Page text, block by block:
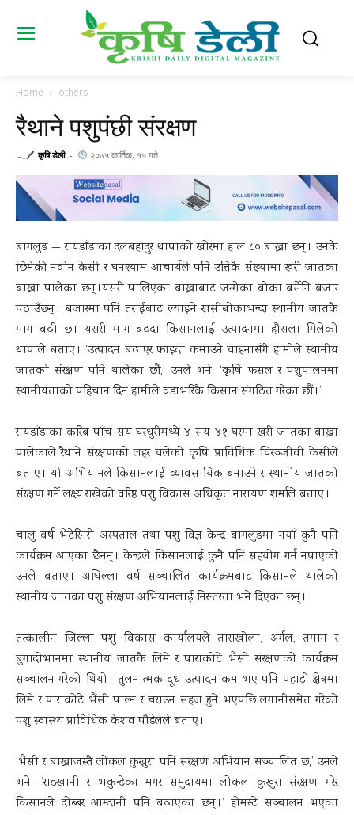
Home others
रैथाने पशुपंछी संरक्षण
𓂃🖊 कृषि डेली - २०७५ कार्तिक, १५ गते
बागलुङ — रायडाँडाका दलबहादुर थापाको खोरमा हाल ८० बाख्रा छन् । उनकै
छिमेकी नवीन केसी र घनश्याम आचार्यले पनि उत्तिकै संख्यामा खरी जातका
बाख्रा पालेका छन् ।यसरी पालिएका बाख्राबाट जन्मेका बोका बर्सेनि बजार
पठाउँछन् । बजारमा पनि तराईबाट ल्याइने खसीबोकाभन्दा स्थानीय जातकै
माग बढी छ । यसरी माग बढदा किसानलाई उत्पादनमा हौसला मिलेको
थापाले बताए । ‘उत्पादन बढाएर फाइदा कमाउने चाहनासँगै हामीले स्थानीय
जातको संरक्षण पनि थालेका छौं,’ उनले भने, ‘कृषि फसल र पशुपालनमा
स्थानीयताको पहिचान दिन हामीले वडाभरिकै किसान संगठित गरेका छौं ।’
रायडाँडाका करिब पाँच सय घरधुरीमध्ये ४ सय ४१ घरमा खरी जातका बाख्रा
पालेकाले रैथाने संरक्षणको लहर चलेको कृषि प्राविधिक चिरञ्जीवी केसीले
बताए । यो अभियानले किसानलाई व्यावसायिक बनाउने र स्थानीय जातको
संरक्षण गर्ने लक्ष्य राखेको वरिष्ठ पशु विकास अधिकृत नारायण शर्माले बताए ।
चालु वर्ष भेटेरिनरी अस्पताल तथा पशु विज्ञ केन्द्र बागलुङमा नयाँ कुनै पनि
कार्यक्रम आएका छैनन् । केन्द्रले किसानलाई कुनै पनि सहयोग गर्न नपाएको
उनले बताए । अघिल्ला वर्ष सञ्चालित कार्यक्रमबाट किसानले थालेको
स्थानीय जातका पशु संरक्षण अभियानलाई निरन्तरता भने दिएका छन् ।
तत्कालीन जिल्ला पशु विकास कार्यालयले ताराखोला, अर्गल, तमान र
बुंगादोभानमा स्थानीय जातकै लिमे र पाराकोटे भैंसी संरक्षणको कार्यक्रम
सञ्चालन गरेको थियो । तुलनात्मक दूध उत्पादन कम भए पनि पहाडी क्षेत्रमा
लिमे र पाराकोटे भैंसी पाल्न र चराउन सहज हुने भएपछि लगानीसमेत गरेको
पशु स्वास्थ्य प्राविधिक केशव पौडेलले बताए ।
‘भैंसी र बाख्राजस्तै लोकल कुखुरा पनि संरक्षण अभियान सञ्चालित छ,’ उनले
भने, ‘राङखानी र भकुन्डेका मगर समुदायमा लोकल कुखुरा संरक्षण गरेर
किसानले दोब्बर आम्दानी पनि बढाएका छन् ।’ होमस्टे सञ्चालन भएका